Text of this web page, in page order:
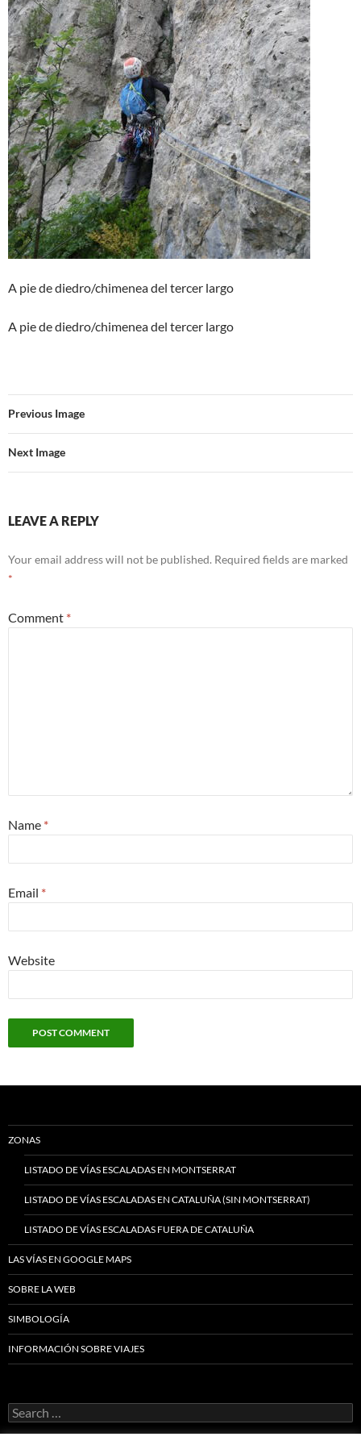
A pie de diedro/chimenea del tercer largo
A pie de diedro/chimenea del tercer largo
Previous Image
Next Image
LEAVE A REPLY
Your email address will not be published. Required fields are marked
*
Comment *
Name *
Email *
Website
ZONAS
LISTADO DE VÍAS ESCALADAS EN MONTSERRAT
LISTADO DE VÍAS ESCALADAS EN CATALUÑA (SIN MONTSERRAT)
LISTADO DE VÍAS ESCALADAS FUERA DE CATALUÑA
LAS VÍAS EN GOOGLE MAPS
SOBRE LA WEB
SIMBOLOGÍA
INFORMACIÓN SOBRE VIAJES
Search
for: